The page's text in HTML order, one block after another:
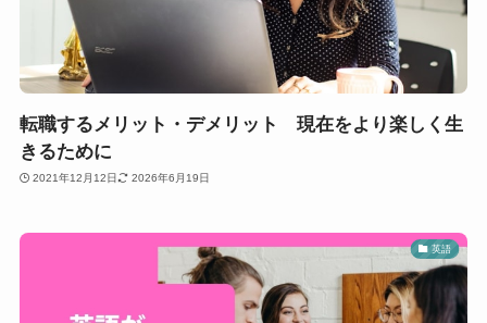
転職するメリット・デメリット 現在をより楽しく生
きるために
2021年12月12日 2026年6月19日
英語